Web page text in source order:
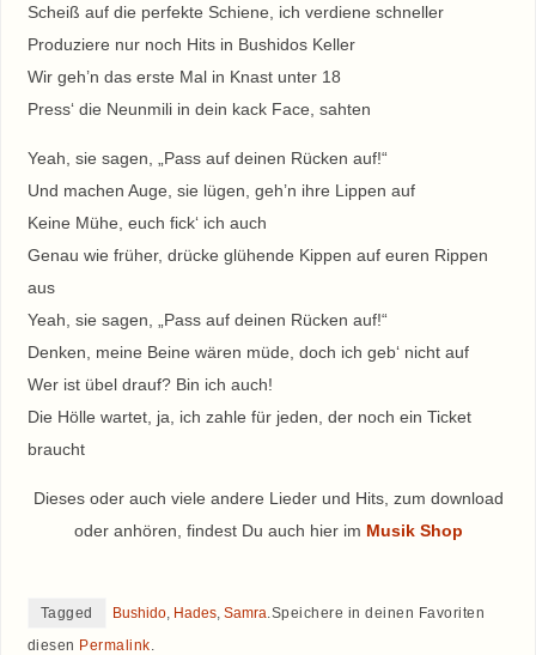
Scheiß auf die perfekte Schiene, ich verdiene schneller
Produziere nur noch Hits in Bushidos Keller
Wir geh’n das erste Mal in Knast unter 18
Press‘ die Neunmili in dein kack Face, sahten
Yeah, sie sagen, „Pass auf deinen Rücken auf!“
Und machen Auge, sie lügen, geh’n ihre Lippen auf
Keine Mühe, euch fick‘ ich auch
Genau wie früher, drücke glühende Kippen auf euren Rippen
aus
Yeah, sie sagen, „Pass auf deinen Rücken auf!“
Denken, meine Beine wären müde, doch ich geb‘ nicht auf
Wer ist übel drauf? Bin ich auch!
Die Hölle wartet, ja, ich zahle für jeden, der noch ein Ticket
braucht
Dieses oder auch viele andere Lieder und Hits, zum download
oder anhören, findest Du auch hier im Musik Shop
Tagged Bushido, Hades, Samra.Speichere in deinen Favoriten
diesen Permalink.